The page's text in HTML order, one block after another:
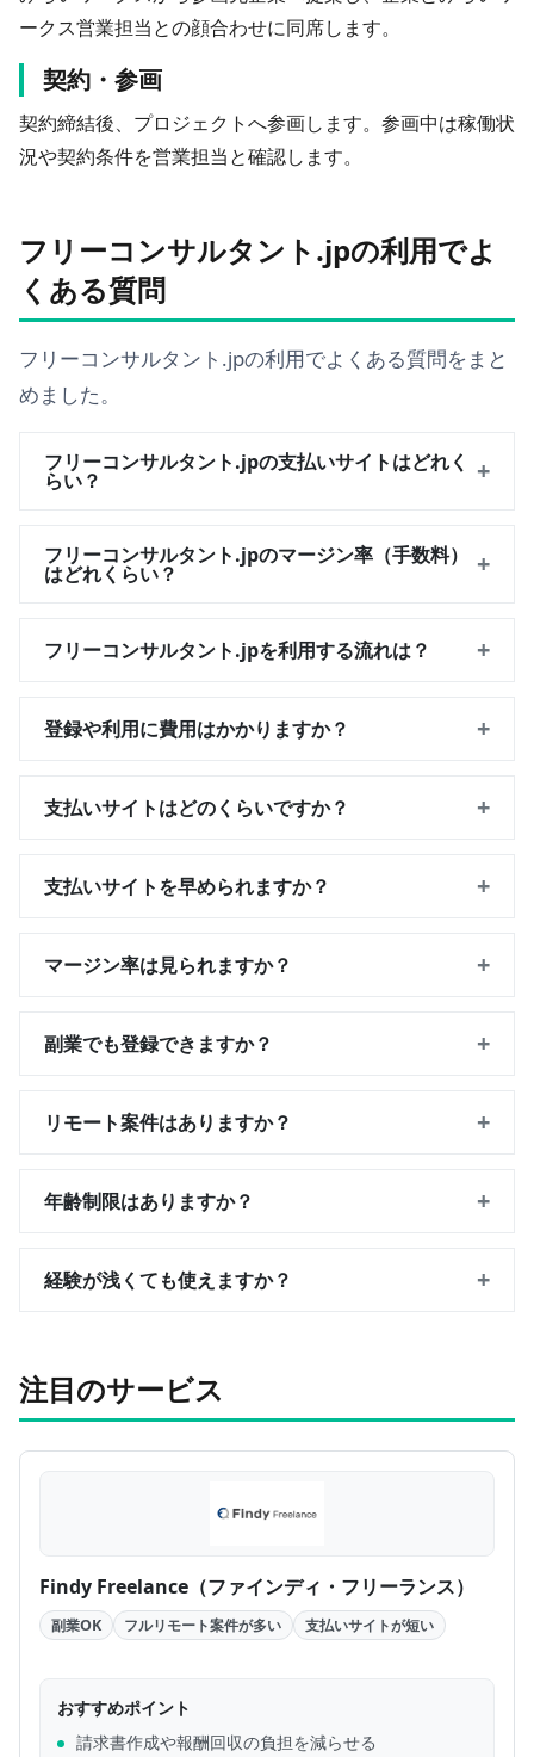
ークス営業担当との顔合わせに同席します。
契約・参画
契約締結後、プロジェクトへ参画します。参画中は稼働状
況や契約条件を営業担当と確認します。
フリーコンサルタント.jpの利用でよ
くある質問
フリーコンサルタント.jpの利用でよくある質問をまと
めました。
フリーコンサルタント.jpの支払いサイトはどれく
らい？ +
フリーコンサルタント.jpのマージン率（手数料）
はどれくらい？ +
フリーコンサルタント.jpを利用する流れは？ +
登録や利用に費用はかかりますか？ +
支払いサイトはどのくらいですか？ +
支払いサイトを早められますか？ +
マージン率は見られますか？ +
副業でも登録できますか？ +
リモート案件はありますか？ +
年齢制限はありますか？ +
経験が浅くても使えますか？ +
注目のサービス
Findy Freelance（ファインディ・フリーランス）
副業OK フルリモート案件が多い 支払いサイトが短い
おすすめポイント
請求書作成や報酬回収の負担を減らせる